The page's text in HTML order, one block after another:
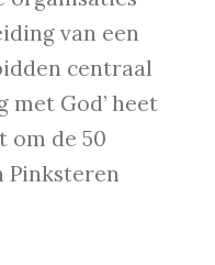
van een
centraal
met God’ heet
om de 50
Pinksteren